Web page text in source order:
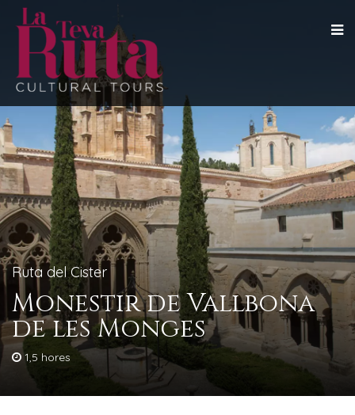
Ruta del Cister
Monestir de Vallbona
de les Monges
1,5 hores